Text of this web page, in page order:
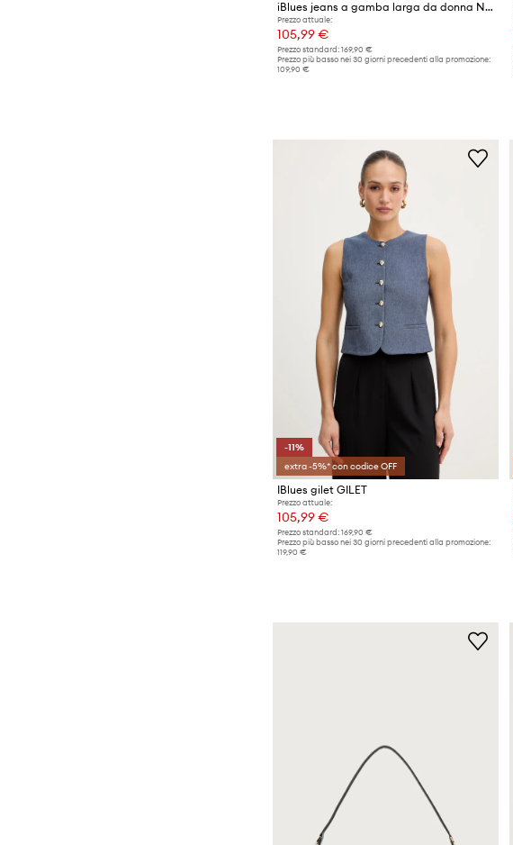
iBlues jeans a gamba larga da donna NINABLUE
Prezzo attuale:
105,99 €
Prezzo standard: 169,90 €
Prezzo più basso nei 30 giorni precedenti alla promozione:
109,90 €
-11%
extra -5%* con codice OFF
IBlues gilet GILET
Prezzo attuale:
105,99 €
Prezzo standard: 169,90 €
Prezzo più basso nei 30 giorni precedenti alla promozione:
119,90 €